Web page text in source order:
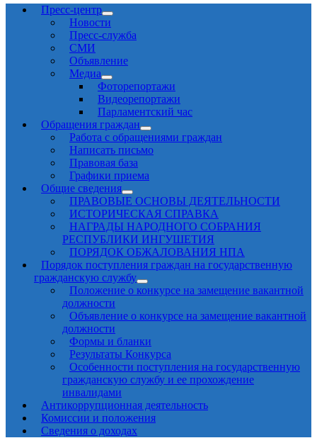
Пресс-центр
Новости
Пресс-служба
СМИ
Объявление
Медиа
Фоторепортажи
Видеорепортажи
Парламентский час
Обращения граждан
Работа с обращениями граждан
Написать письмо
Правовая база
Графики приема
Общие сведения
ПРАВОВЫЕ ОСНОВЫ ДЕЯТЕЛЬНОСТИ
ИСТОРИЧЕСКАЯ СПРАВКА
НАГРАДЫ НАРОДНОГО СОБРАНИЯ
РЕСПУБЛИКИ ИНГУШЕТИЯ
ПОРЯДОК ОБЖАЛОВАНИЯ НПА
Порядок поступления граждан на государственную
гражданскую службу
Положение о конкурсе на замещение вакантной
должности
Объявление о конкурсе на замещение вакантной
должности
Формы и бланки
Результаты Конкурса
Особенности поступления на государственную
гражданскую службу и ее прохождение
инвалидами
Антикоррупционная деятельность
Комиссии и положения
Сведения о доходах